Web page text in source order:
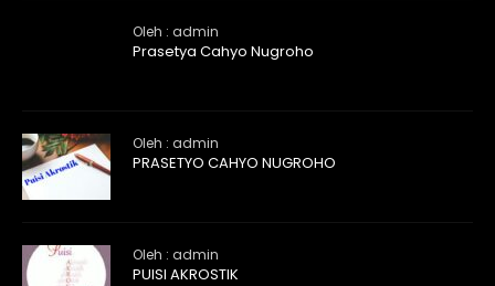
Oleh : admin
Prasetya Cahyo Nugroho
Oleh : admin
PRASETYO CAHYO NUGROHO
Oleh : admin
PUISI AKROSTIK